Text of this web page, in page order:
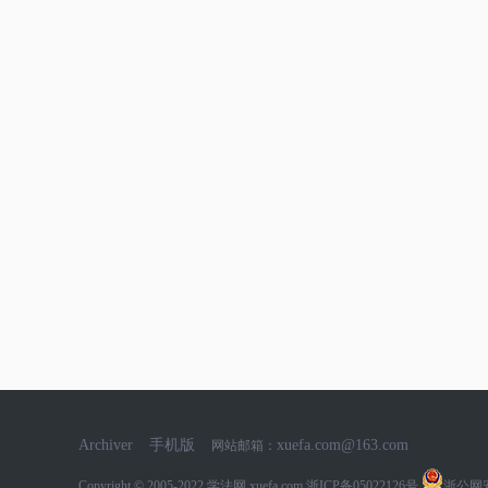
Archiver 手机版 网站邮箱： xuefa.com@163.com